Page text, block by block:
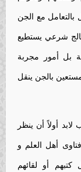
بالتعامل مع الجن
من صنفين من الناس 1- معالج شرعي يستطيع
بل أمور مجربة
غيره 2- ساحر أو مستعين بالجن ينقل
أولاً أن ينظر
أهل العلم و
أو لقائهم